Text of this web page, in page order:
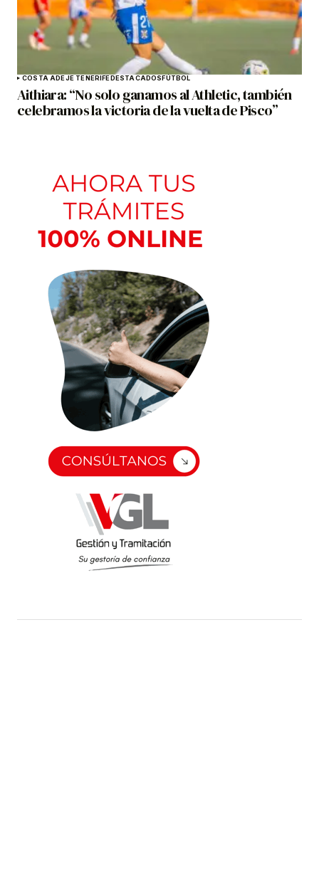
COSTA ADEJE TENERIFEDESTACADOSFÚTBOL
Aithiara: “No solo ganamos al Athletic, también
celebramos la victoria de la vuelta de Pisco”